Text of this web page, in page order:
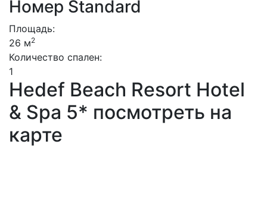
Номер Standard
Площадь:
26 м2
Количество спален:
1
Hedef Beach Resort Hotel
& Spa 5* посмотреть на
карте